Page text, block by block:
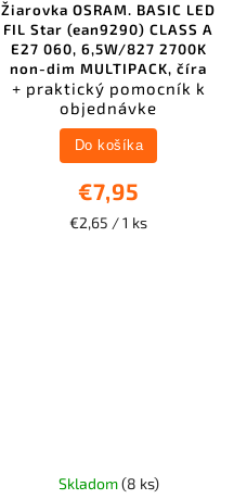
Žiarovka OSRAM. BASIC LED
FIL Star (ean9290) CLASS A
E27 060, 6,5W/827 2700K
non-dim MULTIPACK, číra
+ praktický pomocník k
objednávke
€7,95
€2,65 / 1 ks
Do košíka
Skladom(8 ks)